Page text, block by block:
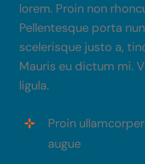
lorem. Proin non
Pellentesque porta
scelerisque justo a,
Mauris eu dictum mi.
ligula.
Proin
augue